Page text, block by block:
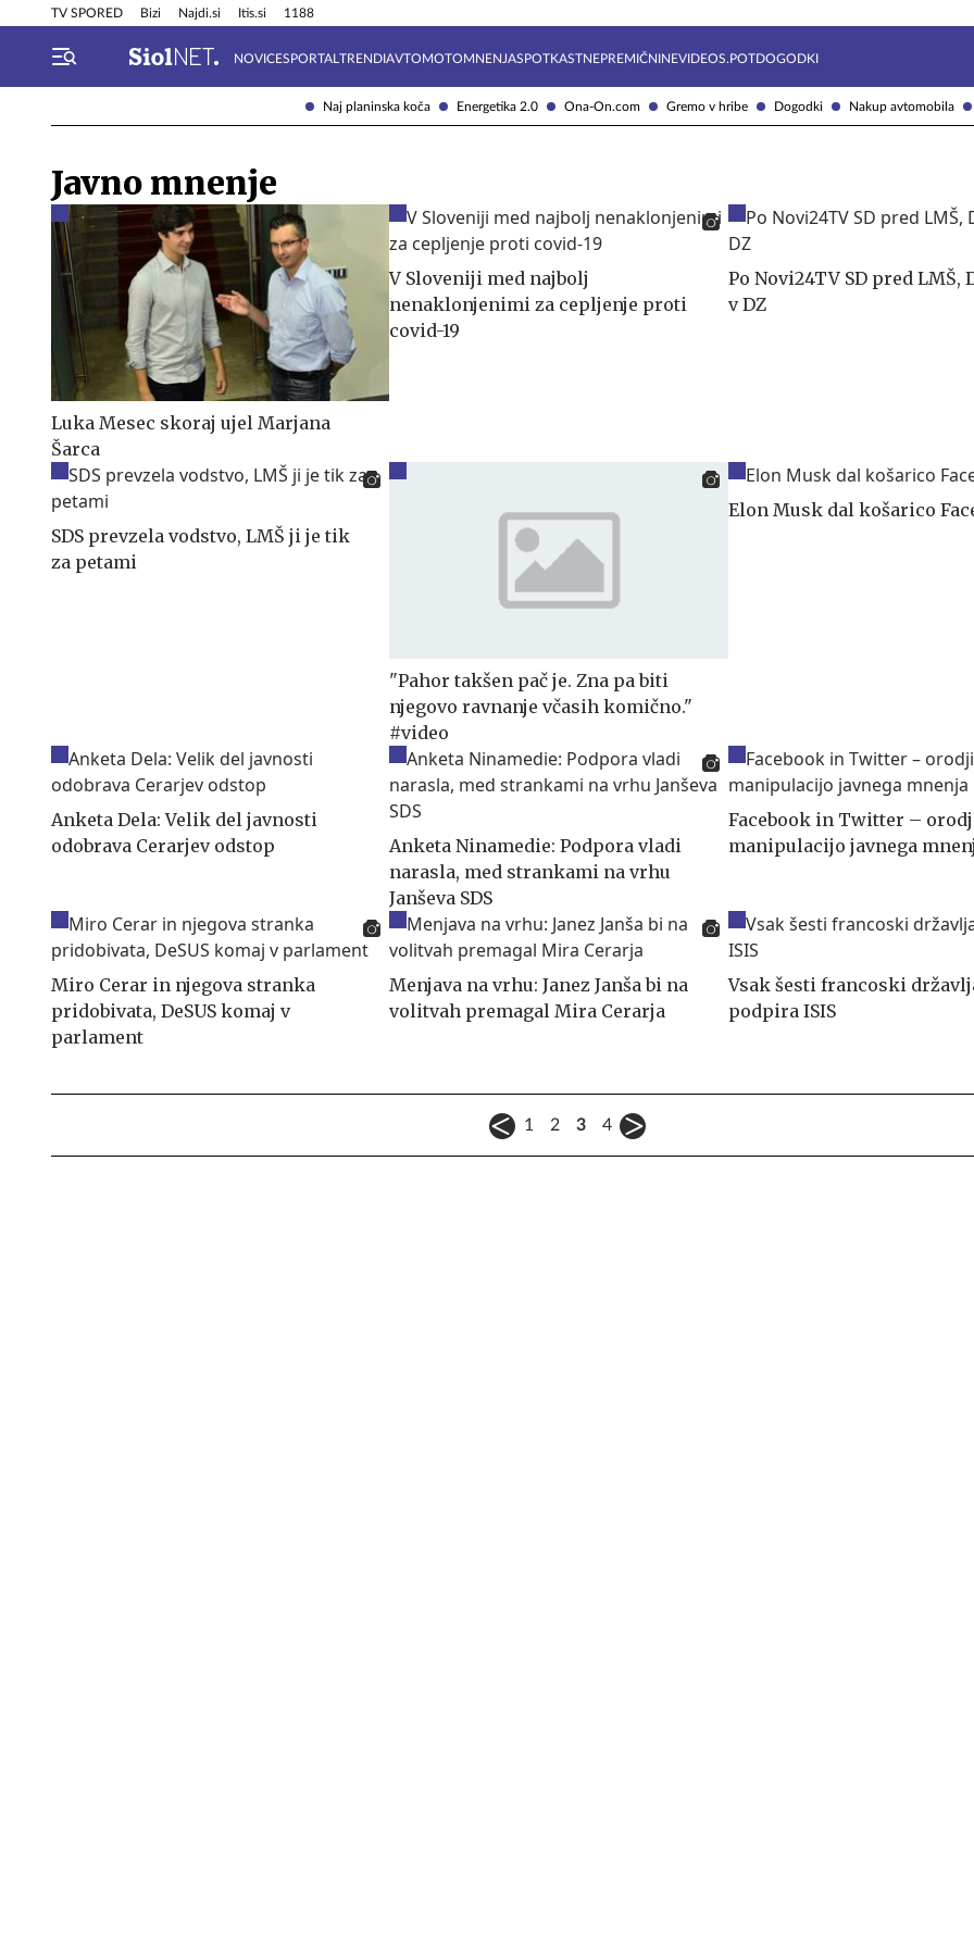
Naj planinska koča Energetika 2.0 Ona-On.com Gremo v hribe Dogodki Nakup avtomobila
TV SPORED Bizi Najdi.si Itis.si 1188
NOVICESPORTAL TRENDIAVTOMOTOMNENJASPOTKASTNEPREMIČNINEVIDEOS.POTDOGODKI
Info in obvestila Tehnik
Javno mnenje
Luka Mesec skoraj ujel Marjana
Šarca
V Sloveniji med najbolj
nenaklonjenimi za cepljenje proti
covid-19
Po Novi24TV SD pred LMŠ,
v DZ
SDS prevzela vodstvo, LMŠ ji je tik
za petami
"Pahor takšen pač je. Zna pa biti
njegovo ravnanje včasih komično."
#video
Elon Musk dal košarico
Anketa Dela: Velik del javnosti
odobrava Cerarjev odstop
Anketa Ninamedie: Podpora vladi
narasla, med strankami na vrhu
Janševa SDS
Facebook in Twitter –
manipulacijo javnega
Miro Cerar in njegova stranka
pridobivata, DeSUS komaj v
parlament
Menjava na vrhu: Janez Janša bi na
volitvah premagal Mira Cerarja
Vsak šesti francoski
podpira ISIS
1 2 3 4